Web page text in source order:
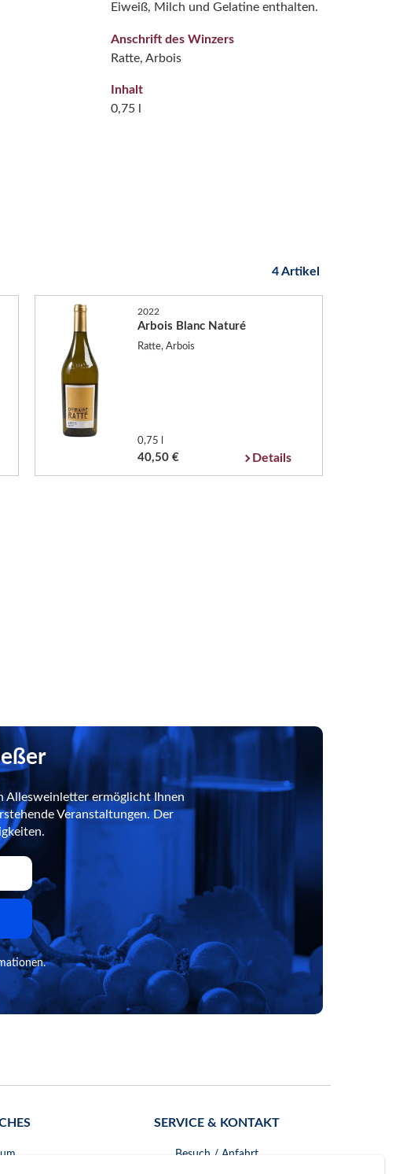
Eiweiß, Milch und Gelatine enthalten.
Anschrift des Winzers
Ratte, Arbois
Inhalt
0,75 l
4 Artikel
2022
Arbois Blanc Naturé
Ratte, Arbois
0,75 l
40,50 € Details
Allesweinletter ermöglicht Ihnen
Veranstaltungen. Der
SERVICE & KONTAKT
Besuch / Anfahrt